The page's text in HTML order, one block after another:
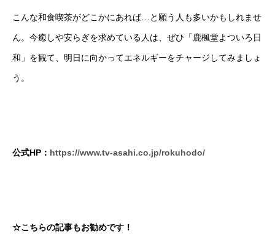
こんな和食喫茶がどこかにあれば…と願う人も多いかもしれませ
ん。今癒しや安らぎを求めている人は、ぜひ「鹿楓堂よついろ日
和」を観て、明日に向かってエネルギーをチャージしてみましょ
う。
公式HP： https://www.tv-asahi.co.jp/rokuhodo/
☆こちらの記事もお勧めです！